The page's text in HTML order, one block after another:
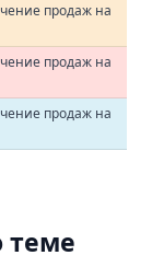
продаж на
продаж на
продаж на
теме